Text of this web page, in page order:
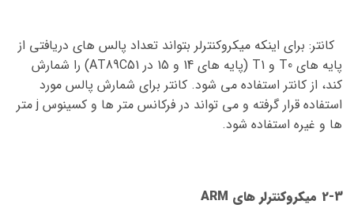
کانتر: برای اینکه میکروکنترلر بتواند تعداد پالس های دریافتی از
پایه های T0 و T1 (پایه های 14 و 15 در AT89C51) را شمارش
کند، از کانتر استفاده می شود. کانتر برای شمارش پالس مورد
استفاده قرار گرفته و می تواند در فرکانس متر ها و کسینوس j متر
ها و غیره استفاده شود.
2-3 میکروکنترلر های ARM